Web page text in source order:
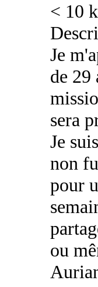
< 10
Je
de 29
sera
Je
non
pour
ou